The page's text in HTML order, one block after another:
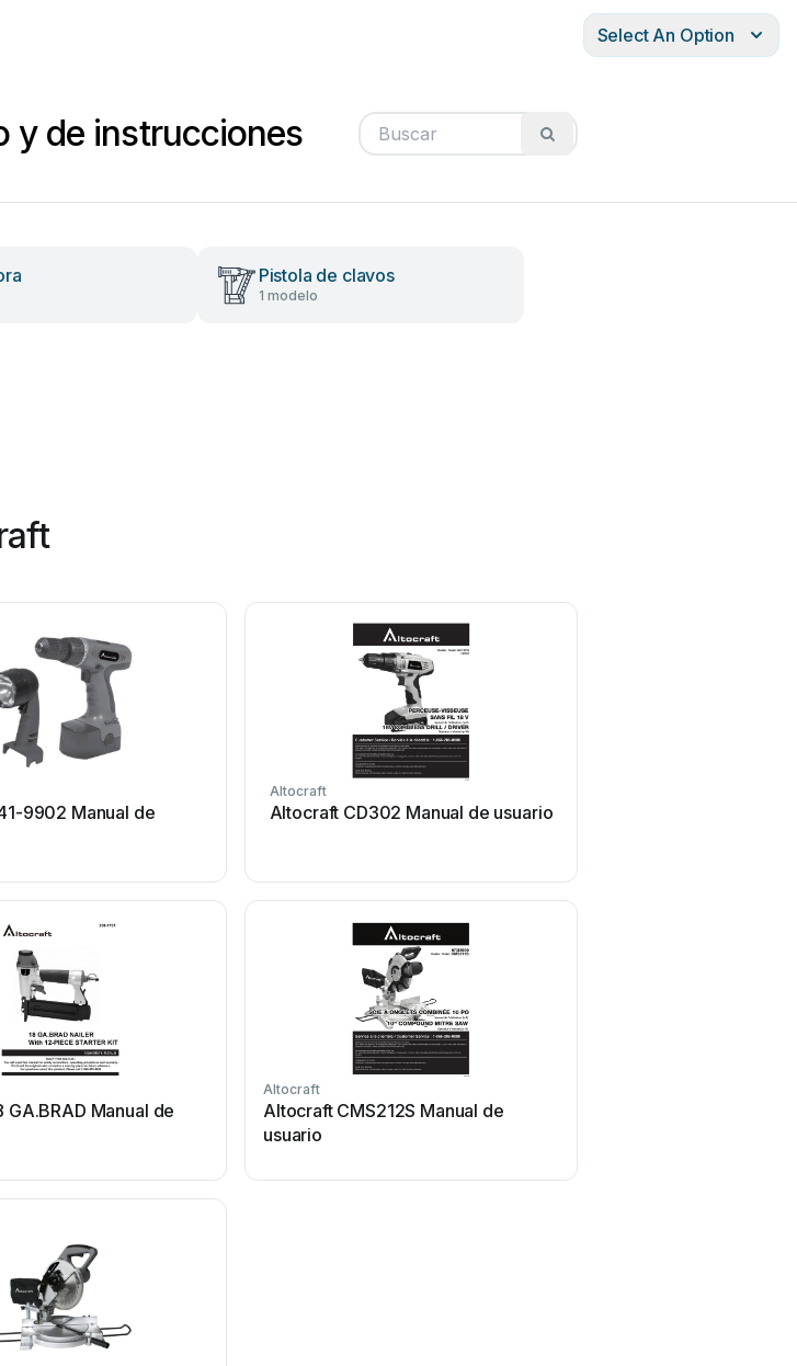
Select An Option
y de instrucciones
Pistola de clavos
1 modelo
9902 Manual de
Altocraft
Altocraft CD302 Manual de usuario
GA.BRAD Manual de
Altocraft
Altocraft CMS212S Manual de
usuario